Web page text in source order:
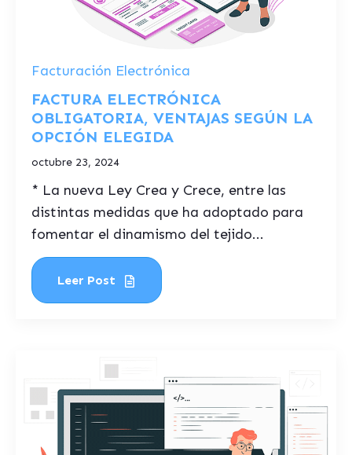
Facturación Electrónica
FACTURA ELECTRÓNICA
OBLIGATORIA, VENTAJAS SEGÚN LA
OPCIÓN ELEGIDA
octubre 23, 2024
* La nueva Ley Crea y Crece, entre las
distintas medidas que ha adoptado para
fomentar el dinamismo del tejido...
Leer Post